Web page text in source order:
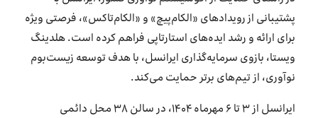
پشتیبانی از رویدادهای «الکام‌پیچ» و «الکام‌تاکس»، فرصتی ویژه
برای ارائه و رشد ایده‌های استارتاپی فراهم کرده است. هلدینگ
ویستا، بازوی سرمایه‌گذاری ایرانسل، با هدف توسعه زیست‌بوم
نوآوری، از تیم‌های برتر حمایت می‌کند.
ایرانسل از ۳ تا ۶ مهرماه ۱۴۰۴، در سالن ۳۸ محل دائمی